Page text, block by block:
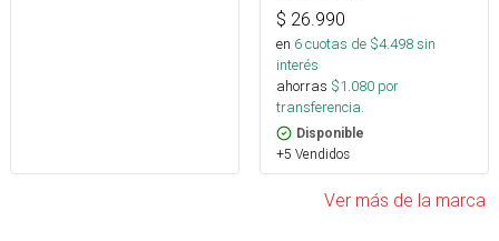
$ 26.990
en 6cuotas de $4.498sin
interés
ahorras $1.080 por
transferencia.
Disponible
+5 Vendidos
Ver más de la marca